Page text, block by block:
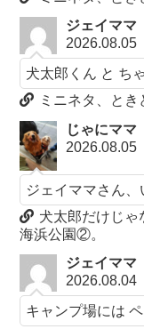
ジェイママ
2026.08.05
犬太郎くん と ち
ミニネタ、とき
じゃにママ
2026.08.05
ジェイママさん、
犬太郎だけじゃ
海浜公園②。
ジェイママ
2026.08.04
キャンプ場には